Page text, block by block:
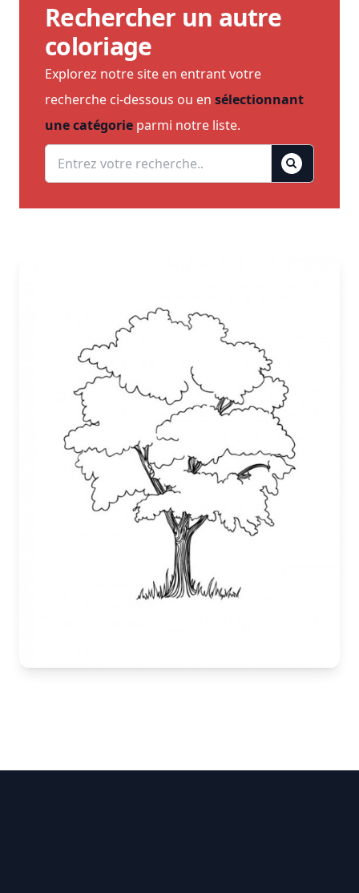
Rechercher un autre
coloriage
Explorez notre site en entrant votre
recherche ci-dessous ou en sélectionnant
une catégorie parmi notre liste.